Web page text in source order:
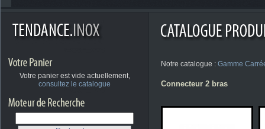
Votre panier est vide actuellement,
consultez le catalogue
Notre catalogue : Gamme
Connecteur 2 bras